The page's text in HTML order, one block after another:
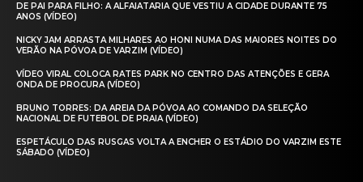
DE PAI PARA FILHO: A ALFAIATARIA QUE VESTIU A CIDADE DURANTE 75
ANOS (VÍDEO)
NICKY JAM ARRASTA MILHARES AO HONI NUMA DAS MAIORES NOITES DO
VERÃO NA PÓVOA DE VARZIM (VÍDEO)
VÍDEO VIRAL COLOCA RATES PARK NO CENTRO DAS ATENÇÕES E GERA
ONDA DE PROCURA (VÍDEO)
BRUNO TORRES: DA AREIA DA PÓVOA AO COMANDO DA SELEÇÃO
NACIONAL DE FUTEBOL DE PRAIA (VÍDEO)
ESPETÁCULO DAS RUSGAS VOLTA A ENCHER O ESTÁDIO DO VARZIM ESTE
SÁBADO (VÍDEO)